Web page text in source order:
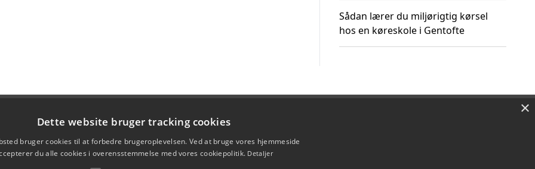
Sådan lærer du miljørigtig kørsel
hos en køreskole i Gentofte
×
Dette website bruger tracking cookies
bruger cookies til at forbedre brugeroplevelsen. Ved at bruge vores hjemmeside
du alle cookies i overensstemmelse med vores cookiepolitik. Detaljer